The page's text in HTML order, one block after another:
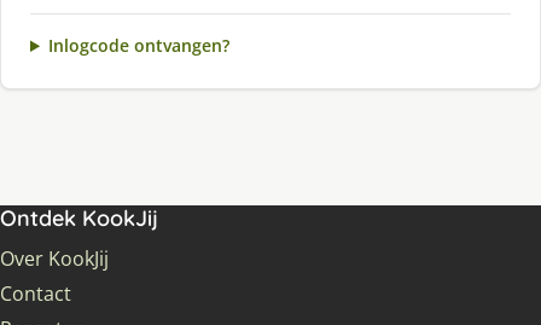
Inlogcode ontvangen?
Ontdek KookJij
Over KookJij
Contact